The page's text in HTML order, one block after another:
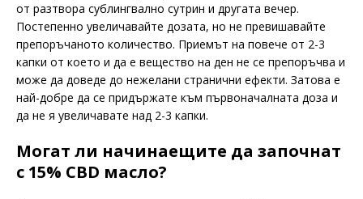
от разтвора сублингвално сутрин и другата вечер.
Постепенно увеличавайте дозата, но не превишавайте
препоръчаното количество. Приемът на повече от 2-3
капки от което и да е вещество на ден не се препоръчва и
може да доведе до нежелани странични ефекти. Затова е
най-добре да се придържате към първоначалната доза и
да не я увеличавате над 2-3 капки.
Могат ли начинаещите да започнат
с 15% CBD масло?